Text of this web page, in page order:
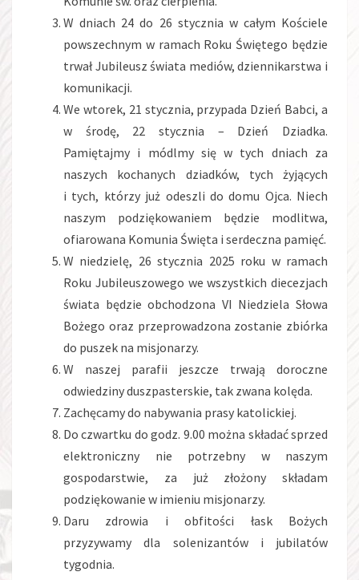
W dniach 24 do 26 stycznia w całym Kościele
powszechnym w ramach Roku Świętego będzie
trwał Jubileusz świata mediów, dziennikarstwa i
komunikacji.
We wtorek, 21 stycznia, przypada Dzień Babci, a
w środę, 22 stycznia – Dzień Dziadka.
Pamiętajmy i módlmy się w tych dniach za
naszych kochanych dziadków, tych żyjących
i tych, którzy już odeszli do domu Ojca. Niech
naszym podziękowaniem będzie modlitwa,
ofiarowana Komunia Święta i serdeczna pamięć.
W niedzielę, 26 stycznia 2025 roku w ramach
Roku Jubileuszowego we wszystkich diecezjach
świata będzie obchodzona VI Niedziela Słowa
Bożego oraz przeprowadzona zostanie zbiórka
do puszek na misjonarzy.
W naszej parafii jeszcze trwają doroczne
odwiedziny duszpasterskie, tak zwana kolęda.
Zachęcamy do nabywania prasy katolickiej.
Do czwartku do godz. 9.00 można składać sprzed
elektroniczny nie potrzebny w naszym
gospodarstwie, za już złożony składam
podziękowanie w imieniu misjonarzy.
Daru zdrowia i obfitości łask Bożych
przyzywamy dla solenizantów i jubilatów
tygodnia.